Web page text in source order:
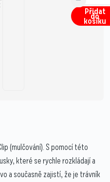
Přidat
do
košíku
(mulčování). S pomocí této
které se rychle rozkládají a
a současně zajistí, že je trávník